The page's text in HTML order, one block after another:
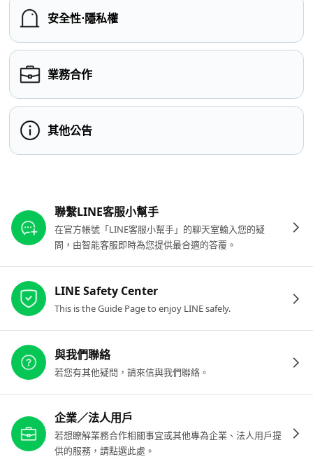
安全性⋅隱私權
業務合作
其他公告
聯繫LINE客服小幫手
在官方帳號「LINE客服小幫手」的聊天室輸入您的疑
問，由智能客服即時為您提供最合適的答覆。
LINE Safety Center
This is the Guide Page to enjoy LINE safely.
與我們聯絡
若您有其他疑問，請來信與我們聯絡。
企業／法人用戶
若想瞭解業務合作相關事宜或其他專為企業、法人用戶提
供的服務，請點選此處。